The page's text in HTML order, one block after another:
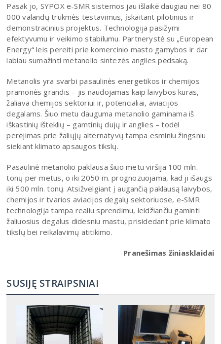
Pasak jo, SYPOX e-SMR sistemos jau išlaikė daugiau nei 80
000 valandų trukmės testavimus, įskaitant pilotinius ir
demonstracinius projektus. Technologija pasižymi
efektyvumu ir veikimo stabilumu. Partnerystė su „European
Energy“ leis pereiti prie komercinio masto gamybos ir dar
labiau sumažinti metanolio sintezės anglies pėdsaką.
Metanolis yra svarbi pasaulinės energetikos ir chemijos
pramonės grandis – jis naudojamas kaip laivybos kuras,
žaliava chemijos sektoriui ir, potencialiai, aviacijos
degalams. Šiuo metu dauguma metanolio gaminama iš
iškastinių išteklių – gamtinių dujų ir anglies – todėl
perėjimas prie žaliųjų alternatyvų tampa esminiu žingsniu
siekiant klimato apsaugos tikslų.
Pasaulinė metanolio paklausa šiuo metu viršija 100 mln.
tonų per metus, o iki 2050 m. prognozuojama, kad ji išaugs
iki 500 mln. tonų. Atsižvelgiant į augančią paklausą laivybos,
chemijos ir tvarios aviacijos degalų sektoriuose, e-SMR
technologija tampa realiu sprendimu, leidžiančiu gaminti
žaliuosius degalus didesniu mastu, prisidedant prie klimato
tikslų bei reikalavimų atitikimo.
Pranešimas žiniasklaidai
SUSIJĘ STRAIPSNIAI